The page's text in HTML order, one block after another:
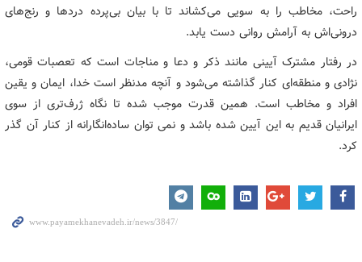
راحت، مخاطب را به سویی می‌کشاند تا با بیان بی‌پرده دردها و رنج‌های
درونی‌اش به آرامش روانی دست یابد.
در رفتار مشترک آیینی مانند ذکر و دعا و مناجات است که تعصبات قومی،
نژادی و منطقه‌ای کنار گذاشته می‌شود و آنچه مدنظر است خدا، ایمان و یقین
افراد و مخاطب است. همین قدرت موجب شده تا نگاه ژرف‌تری از سوی
ایرانیان قدیم به این آیین شده باشد و نمی توان ساده‌انگارانه از کنار آن گذر
کرد.